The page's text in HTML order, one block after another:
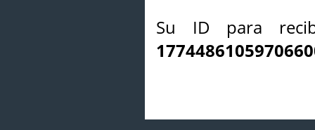
Su ID para